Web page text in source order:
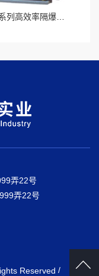
YBX2系列高效率隔爆型三相异步电动机
弄22号
弄22号
Reserved /